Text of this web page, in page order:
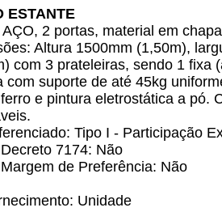
ESTANTE
2 portas, material em
Altura 1500mm (1,50m),
com 3 prateleiras, sendo 1 fixa
com suporte de até 45kg
e pintura eletrostática a pó.
Tipo I - Participação
7174: Não
de Preferência: Não
Unidade